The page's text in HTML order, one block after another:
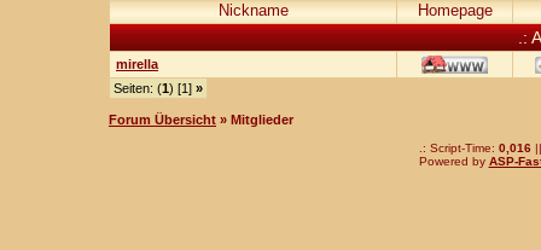
Nickname Homepage
.:
mirella
Seiten: (1) [1] »
Forum Übersicht » Mitglieder
.: Script-Time: 0,016||
Powered by ASP-